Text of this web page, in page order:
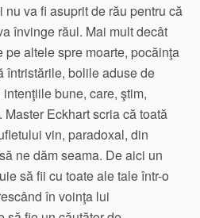
va fi asuprit de rău pentru că
învinge răul. Mai mult decât
altele spre moarte, pocăinţa
întristările, bolile aduse de
bune, care, ştim,
Eckhart scria că toată
vin, paradoxal, din
ne dăm seama. De aici un
să fii cu toate ale tale într-o
în voinţa lui